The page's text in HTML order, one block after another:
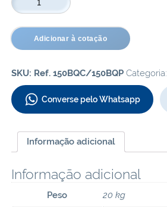
Bebe
Conforto
quantidade
Adicionar à cotação
SKU: Ref. 150BQC/150BQP Categoria:
Converse pelo Whatsapp
Informação adicional
Informação adicional
Peso 20 kg